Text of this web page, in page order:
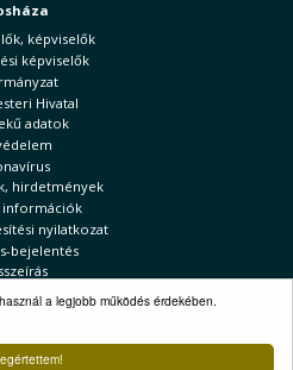
a legjobb működés érdekében.
képviselők
képviselők
Hivatal
adatok
hirdetmények
információk
nyilatkozat
bejelentés
Hírek